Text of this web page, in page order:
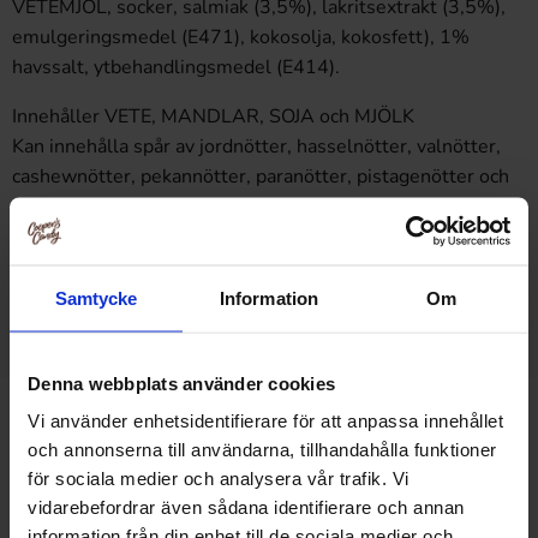
Samtycke Information Om
Denna webbplats använder cookies
Vi använder enhetsidentifierare för att anpassa innehållet
och annonserna till användarna, tillhandahålla funktioner
för sociala medier och analysera vår trafik. Vi
vidarebefordrar även sådana identifierare och annan
VETEMJÖL, socker, salmiak (3,5%), lakritsextrakt (3,5%),
emulgeringsmedel (E471), kokosolja, kokosfett), 1%
havssalt, ytbehandlingsmedel (E414).
Innehåller VETE, MANDLAR, SOJA och MJÖLK
Kan innehålla spår av jordnötter, hasselnötter, valnötter,
cashewnötter, pekannötter, paranötter, pistagenötter och
macadamianötter.
altid produktinformationen på originalemballagen. Ved
spørgsmål kontakt vores kundeservice.
Udforsk mere som dette
Højtider /Jul
Højtider / Jul /
Julekalendere